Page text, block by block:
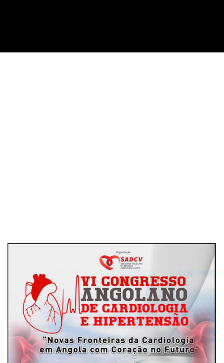
Cover image